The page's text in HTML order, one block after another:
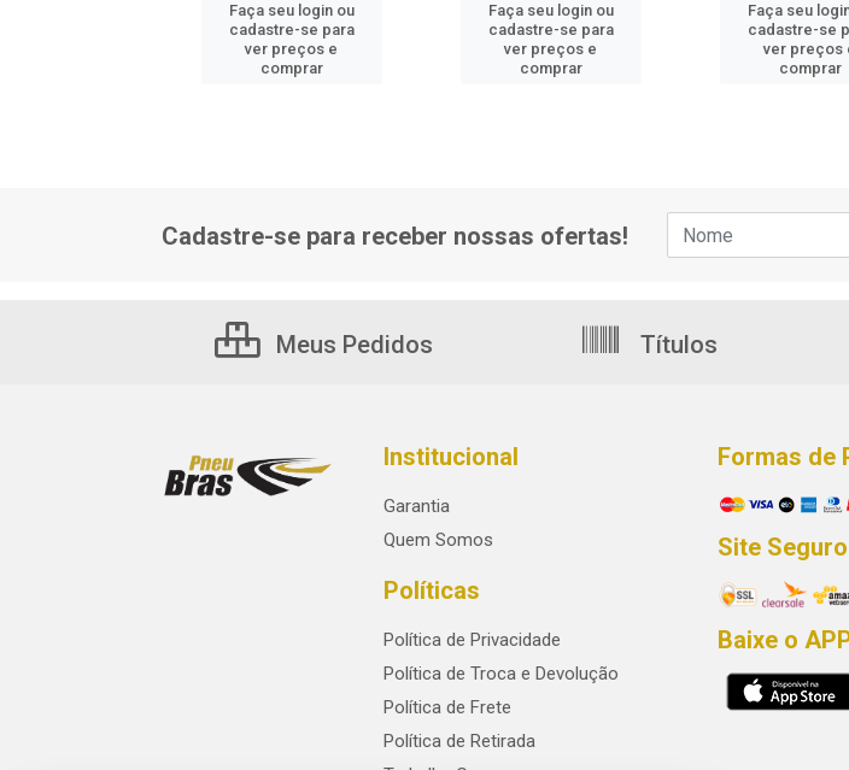
Faça seu login ou
cadastre-se para
ver preços e
comprar
Faça seu login ou
cadastre-se para
ver preços e
comprar
Faça seu
cadastre-se
ver preços
comprar
Cadastre-se para receber nossas ofertas!
Meus Pedidos Títulos
Institucional
Garantia
Quem Somos
Políticas
Política de Privacidade
Política de Troca e Devolução
Política de Frete
Política de Retirada
Formas de
Site Seguro
Baixe o